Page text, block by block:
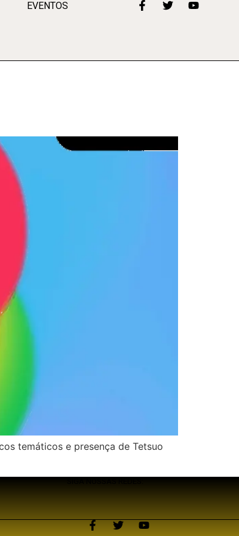
EVENTOS
temáticos e presença de Tetsuo